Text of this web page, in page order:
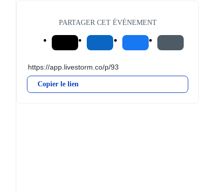
PARTAGER CET ÉVÉNEMENT
Copier le lien